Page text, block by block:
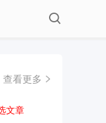
查看更多
文章